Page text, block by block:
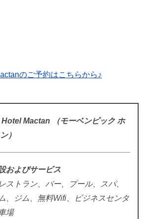
のご予約はこちらから♪
Mactan （モーベンピック ホ
）
およびサービス
ストラン、バー、プール、スパ、
、ジム、
無料Wifi、ビジネスセンタ
場